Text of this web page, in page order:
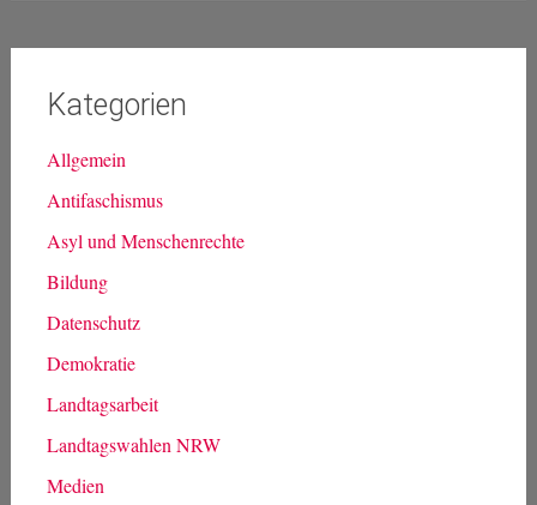
Kategorien
Allgemein
Antifaschismus
Asyl und Menschenrechte
Bildung
Datenschutz
Demokratie
Landtagsarbeit
Landtagswahlen NRW
Medien